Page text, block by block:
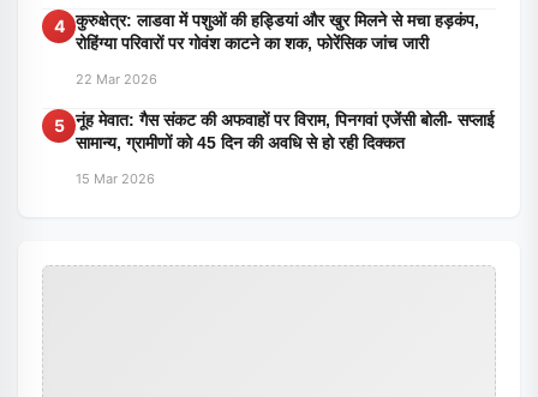
4 कुरुक्षेत्र: लाडवा में पशुओं की हड्डियां और खुर मिलने से मचा हड़कंप,
रोहिंग्या परिवारों पर गोवंश काटने का शक, फोरेंसिक जांच जारी
22 Mar 2026
5 नूंह मेवात: गैस संकट की अफवाहों पर विराम, पिनगवां एजेंसी बोली- सप्लाई
सामान्य, ग्रामीणों को 45 दिन की अवधि से हो रही दिक्कत
15 Mar 2026